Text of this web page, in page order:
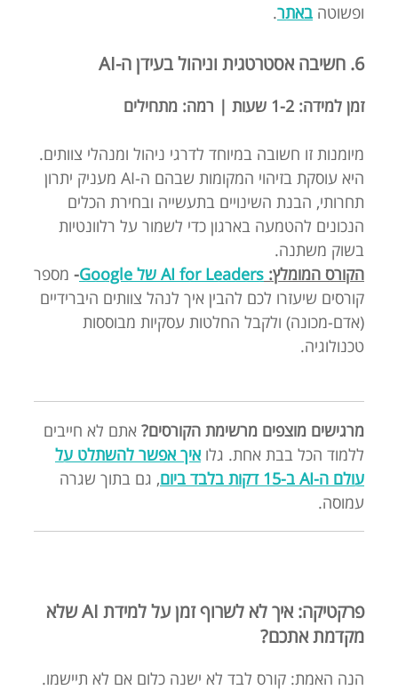
ופשוטה באתר.
6. חשיבה אסטרטגית וניהול בעידן ה-AI
זמן למידה: 1-2 שעות | רמה: מתחילים
מיומנות זו חשובה במיוחד לדרגי ניהול ומנהלי צוותים.
היא עוסקת בזיהוי המקומות שבהם ה-AI מעניק יתרון
תחרותי, הבנת השינויים בתעשייה ובחירת הכלים
הנכונים להטמעה בארגון כדי לשמור על רלוונטיות
בשוק משתנה.
הקורס המומלץ: AI for Leaders של Google - מספר
קורסים שיעזרו לכם להבין איך לנהל צוותים היברידיים
(אדם-מכונה) ולקבל החלטות עסקיות מבוססות
טכנולוגיה.
מרגישים מוצפים מרשימת הקורסים? אתם לא חייבים
ללמוד הכל בבת אחת. גלו איך אפשר להשתלט על
עולם ה-AI ב-15 דקות בלבד ביום
, גם בתוך שגרה
עמוסה.
פרקטיקה: איך לא לשרוף זמן על למידת AI שלא
מקדמת אתכם?
הנה האמת: קורס לבד לא ישנה כלום אם לא תיישמו.